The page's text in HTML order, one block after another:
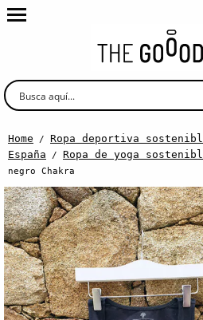
Home / Ropa deportiva
España / Ropa de yoga
negro Chakra